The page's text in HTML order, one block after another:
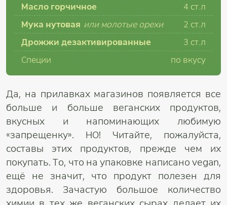
Масло горчичное
4 ст.л
Мука нутовая или молотые орехи
2 ст.л
Дрожжи дезактивированные
3 ст.л
Специи
по вкусу
Да, на прилавках магазинов появляется все
больше и больше веганских продуктов,
вкусных и напоминающих любимую
«запрещенку». НО! Читайте, пожалуйста,
составы этих продуктов, прежде чем их
покупать. То, что на упаковке написано vegan,
ещё не значит, что продукт полезен для
здоровья. Зачастую большое количество